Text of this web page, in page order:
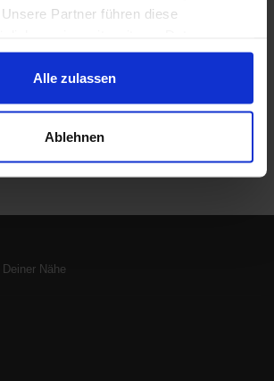
Partner führen diese
ihnen bereitgestellt hast oder die sie
Nutzung der Dienste gesammelt
Alle zulassen
Ablehnen
Nähe